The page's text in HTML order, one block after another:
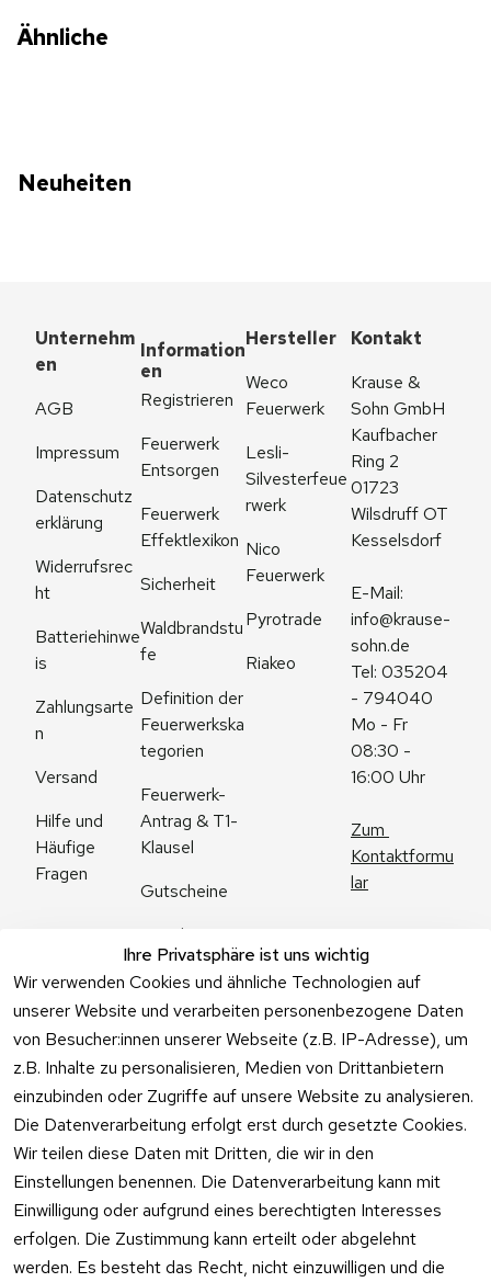
Ähnliche
Neuheiten
Ihre Privatsphäre ist uns wichtig
Wir verwenden Cookies und ähnliche Technologien auf
unserer Website und verarbeiten personenbezogene Daten
von Besucher:innen unserer Webseite (z.B. IP-Adresse), um
z.B. Inhalte zu personalisieren, Medien von Drittanbietern
einzubinden oder Zugriffe auf unsere Website zu analysieren.
Die Datenverarbeitung erfolgt erst durch gesetzte Cookies.
Wir teilen diese Daten mit Dritten, die wir in den
Einstellungen benennen. Die Datenverarbeitung kann mit
Einwilligung oder aufgrund eines berechtigten Interesses
erfolgen. Die Zustimmung kann erteilt oder abgelehnt
werden. Es besteht das Recht, nicht einzuwilligen und die
Unternehm
en
AGB
Impressum
Datenschutz
erklärung
Widerrufsrec
ht
Batteriehinwe
is
Zahlungsarte
n
Versand
Hilfe und
Häufige
Fragen
Information
en
Registrieren
Feuerwerk
Entsorgen
Feuerwerk
Effektlexikon
Sicherheit
Waldbrandstu
fe
Definition der
Feuerwerkska
tegorien
Feuerwerk-
Antrag & T1-
Klausel
Gutscheine
Angebote
Feuerwerk
Online kaufen
Hersteller
Weco
Feuerwerk
Lesli-
Silvesterfeue
rwerk
Nico
Feuerwerk
Pyrotrade
Riakeo
Kontakt
Krause &
Sohn GmbH
Kaufbacher
Ring 2
01723
Wilsdruff OT
Kesselsdorf
info@krause-
sohn.de
Tel: 035204
- 794040
Mo - Fr
08:30 -
16:00 Uhr
Zum
Kontaktformu
lar
Vertrag
widerrufen